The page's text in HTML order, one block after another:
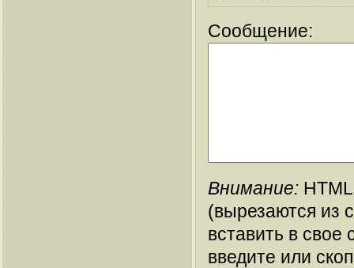
Сообщение:
Внимание:
(вырезаются из
вставить в
введите или